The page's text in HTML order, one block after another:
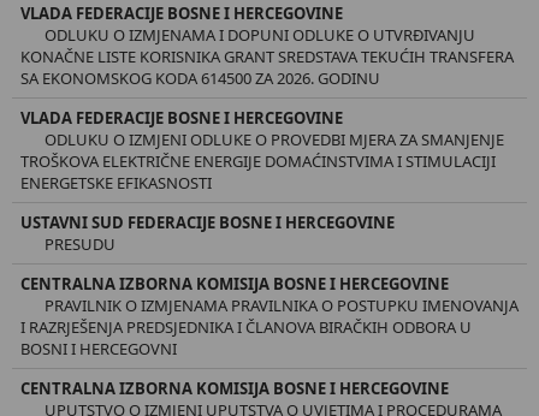
VLADA FEDERACIJE BOSNE I HERCEGOVINE
ODLUKU O IZMJENAMA I DOPUNI ODLUKE O UTVRĐIVANJU
KONAČNE LISTE KORISNIKA GRANT SREDSTAVA TEKUĆIH TRANSFERA
SA EKONOMSKOG KODA 614500 ZA 2026. GODINU
VLADA FEDERACIJE BOSNE I HERCEGOVINE
ODLUKU O IZMJENI ODLUKE O PROVEDBI MJERA ZA SMANJENJE
TROŠKOVA ELEKTRIČNE ENERGIJE DOMAĆINSTVIMA I STIMULACIJI
ENERGETSKE EFIKASNOSTI
USTAVNI SUD FEDERACIJE BOSNE I HERCEGOVINE
PRESUDU
CENTRALNA IZBORNA KOMISIJA BOSNE I HERCEGOVINE
PRAVILNIK O IZMJENAMA PRAVILNIKA O POSTUPKU IMENOVANJA
I RAZRJEŠENJA PREDSJEDNIKA I ČLANOVA BIRAČKIH ODBORA U
BOSNI I HERCEGOVNI
CENTRALNA IZBORNA KOMISIJA BOSNE I HERCEGOVINE
UPUTSTVO O IZMJENI UPUTSTVA O UVJETIMA I PROCEDURAMA